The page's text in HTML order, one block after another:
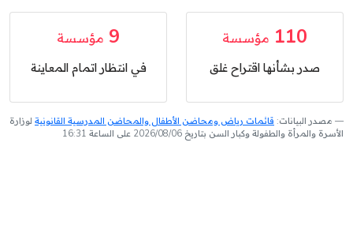
110 مؤسسة
صدر بشأنها اقتراح غلق
9 مؤسسة
في انتظار اتمام المعاينة
مصدر البيانات: قائمات رياض ومحاضن الأطفال والمحاضن المدرسية القانونية لوزارة
الأسرة والمرأة والطفولة وكبار السن بتاريخ 2026/08/06 على الساعة 16:31